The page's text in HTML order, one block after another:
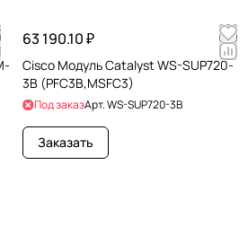
63 190.10 ₽
Cisco Модуль Catalyst WS-SUP720-
3B (PFC3B,MSFC3)
Под заказАрт.WS-SUP720-3B
Заказать